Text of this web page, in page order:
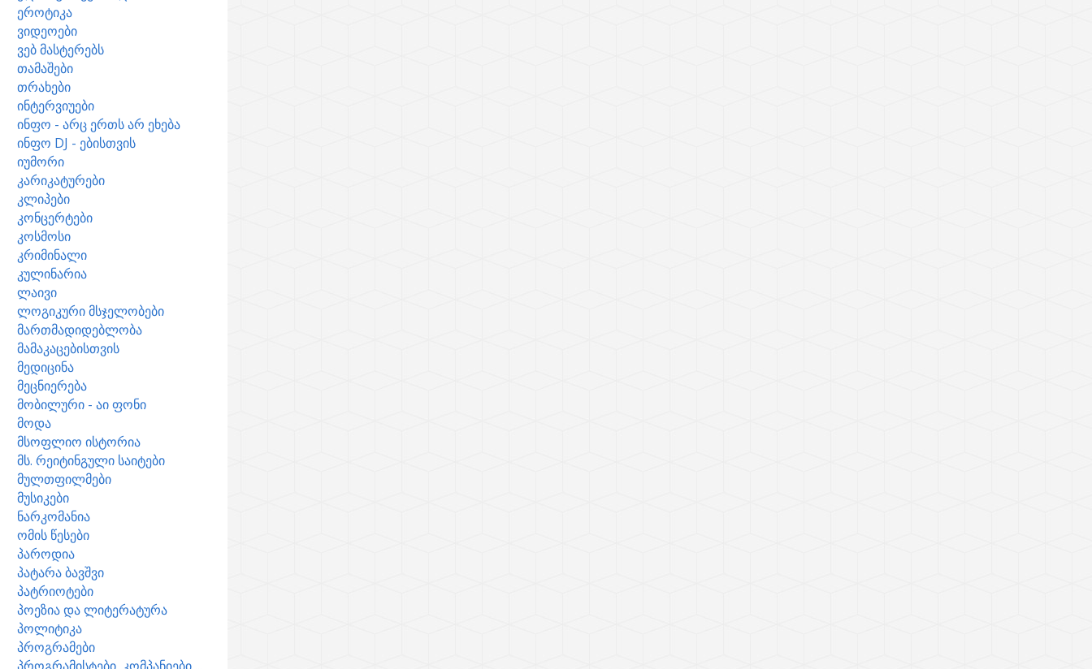
ეროტიკა
ვიდეოები
ვებ მასტერებს
თამაშები
თრახები
ინტერვიუები
ინფო - არც ერთს არ ეხება
ინფო DJ - ებისთვის
იუმორი
კარიკატურები
კლიპები
კონცერტები
კოსმოსი
კრიმინალი
კულინარია
ლაივი
ლოგიკური მსჯელობები
მართმადიდებლობა
მამაკაცებისთვის
მედიცინა
მეცნიერება
მობილური - აი ფონი
მოდა
მსოფლიო ისტორია
მს. რეიტინგული საიტები
მულთფილმები
მუსიკები
ნარკომანია
ომის წესები
პაროდია
პატარა ბავშვი
პატრიოტები
პოეზია და ლიტერატურა
პოლიტიკა
პროგრამები